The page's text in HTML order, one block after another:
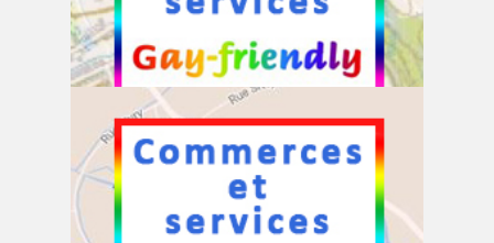
commerces et services